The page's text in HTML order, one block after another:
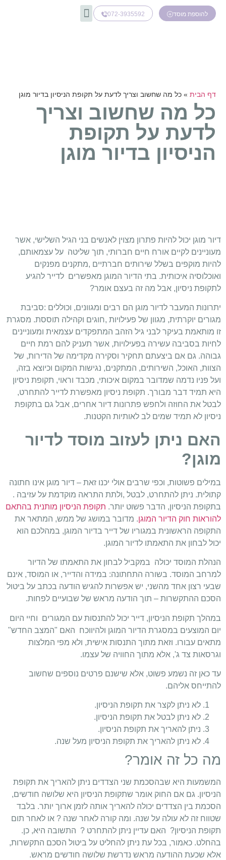
להוספת מוסד 072-3935592
דף הבית » כל מה שחשוב וצריך לדעת על תקופת הניסיון בדיור מוגן
כל מה שחשוב וצריך
לדעת על תקופת
הניסיון בדיור מוגן
דיור מוגן יכול להיות פתרון מצוין לאנשים בני הגיל השלישי, אשר
מעוניינים לקיים אורח חיים חברותי, תוך שליטה על עצמאותם,
להיות מוקפים בשלל שירותים חברתיים ,מתקנים מפנקים
ואוכלוסיה איכותית. בתי הדיור המוגן מאפשרים לדייר להגיע
לתקופת ניסיון, אבל מה זה בעצם אומר?
יתרונות המעבר לדיור מוגן הם רבים ומגוונים, וכוללים :סביבת
מגורים יוקרתית, מגוון של פעילויות ,חוגים וקהילה תוססת. מסגרת
זו מותאמת בעיקר לבני גיל הזהב המתפקדים עצמאית ומעוניינים
לחיות בסביבה עשירה בפעילויות, אשר תעניק להם רמת חיים
גבוהה. גם אם ביצעתם תחקיר וסקירה מקדימה של הדירות, של
הצוות, האוכל, השירותים, המתקנים, נגישות המקום וכיוצא בזה,
ועל פניו נדמה שמדובר במקום איכותי, מכבד וראוי, תקופת ניסיון
היא תמיד דבר מבורך. תקופת ניסיון מאפשרת לדייר להתחרט,
לבטל את החוזה ולחפש פתרונות דיור אחרים, אבל גם בתקופת
ניסיון לא תמיד שמים לב לאותיות הקטנות.
האם ניתן לעזוב מוסד לדיור
מוגן?
במילים פשוטות, וכפי שרבים אולי יכנו זאת – דיור מוגן אינו חתונה
קתולית. ניתן להתחרט, לבטל ,ולתת התראה מוקדמת על עזיבה .
בתקופת הניסיון, הדבר פשוט יותר. תקופת הניסיון מותנית בהתאם
להוראות חוק הדיור המוגן. מדובר במושג של ממש, המתאר את
התקופה הראשונית במגוריו של דייר בדיור המוגן, במהלכם הוא
יכול לבחון את התאמתו לדיור המוגן.
הנהלת המוסד יכולה במקביל לבחון את התאמתו של הדיור
למרחב המוסד. בשורה התחתונה: במידה והדייר, או המוסד, אינם
שבעי רצון אחד מהשני, יש אפשרות להגיש הודעה בכתב על ביטול
הסכם ההתקשרות – תוך הודעה מראש של שבועיים לפחות.
במהלך תקופת הניסיון, דייר יכול להתנסות עם המגורים וחיי היום
יום המוצעים במסגרת הדיור המוגן ולהיווכח האם "המצב החדש"
מתאים עבורו. וזאת מתוך התנסות אישית, ולא מפי המלצות
וגרסאות צד ג', אלא מתוך החוויה של עצמו.
עד כאן זה נשמע פשוט, אלא שישנם פרטים נוספים שחשוב
להתייחס אליהם.
לא ניתן לקצר את תקופת הניסיון.
לא ניתן לבטל את תקופת הניסיון.
ניתן להאריך את תקופת הניסיון.
לא ניתן להאריך את תקופת הניסיון מעל שנה.
מה כל זה אומר?
המשמעות היא שבהסכמת שני הצדדים ניתן להאריך את תקופת
הניסיון. גם אם החוק אומר שתקופת הניסיון היא שלושה חודשים,
הסכמת בין הצדדים יכולה להאריך אותה לזמן ארוך יותר. בלבד
שטווח זה לא עולה על שנה. ומה קורה לאחר שנה ? או לאחר תום
תקופת הניסיון? האם עדיין ניתן להתחרט ? התשובה היא, כן.
בהחלט. כאמור, בכל עת ניתן להחליט על ביטול הסכם התקשרות,
אלא שכעת ההודעה מראש נדרשת שלושה חודשים מראש.